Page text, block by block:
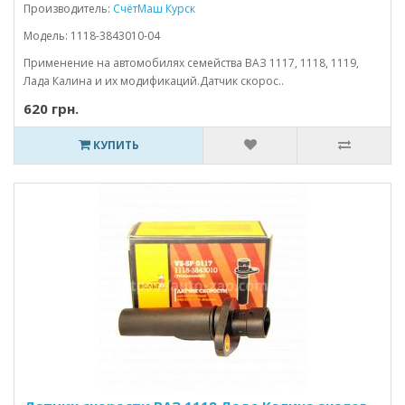
Производитель: СчётМаш Курск
Модель: 1118-3843010-04
Применение на автомобилях семейства ВАЗ 1117, 1118, 1119,
Лада Калина и их модификаций.Датчик скорос..
620 грн.
КУПИТЬ